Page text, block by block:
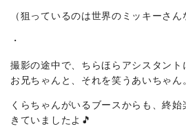
（狙っているのは世界のミッキーさ
・
撮影の途中で、ちらほらアシスタン
お兄ちゃんと、それを笑うあいちゃん
くらちゃんがいるブースからも、終
きていましたよ🎵